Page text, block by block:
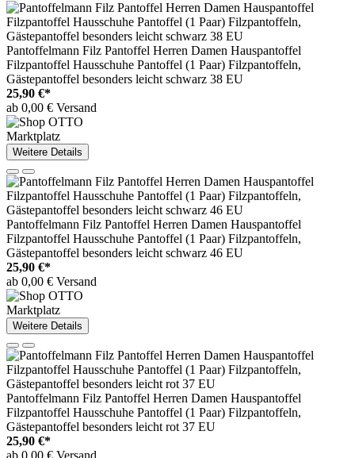
Pantoffelmann Filz Pantoffel Herren Damen Hauspantoffel
Filzpantoffel Hausschuhe Pantoffel (1 Paar) Filzpantoffeln,
Gästepantoffel besonders leicht schwarz 38 EU
25,90 €*
ab 0,00 € Versand
Marktplatz
Weitere Details
Pantoffelmann Filz Pantoffel Herren Damen Hauspantoffel
Filzpantoffel Hausschuhe Pantoffel (1 Paar) Filzpantoffeln,
Gästepantoffel besonders leicht schwarz 46 EU
25,90 €*
ab 0,00 € Versand
Marktplatz
Weitere Details
Pantoffelmann Filz Pantoffel Herren Damen Hauspantoffel
Filzpantoffel Hausschuhe Pantoffel (1 Paar) Filzpantoffeln,
Gästepantoffel besonders leicht rot 37 EU
25,90 €*
ab 0,00 € Versand